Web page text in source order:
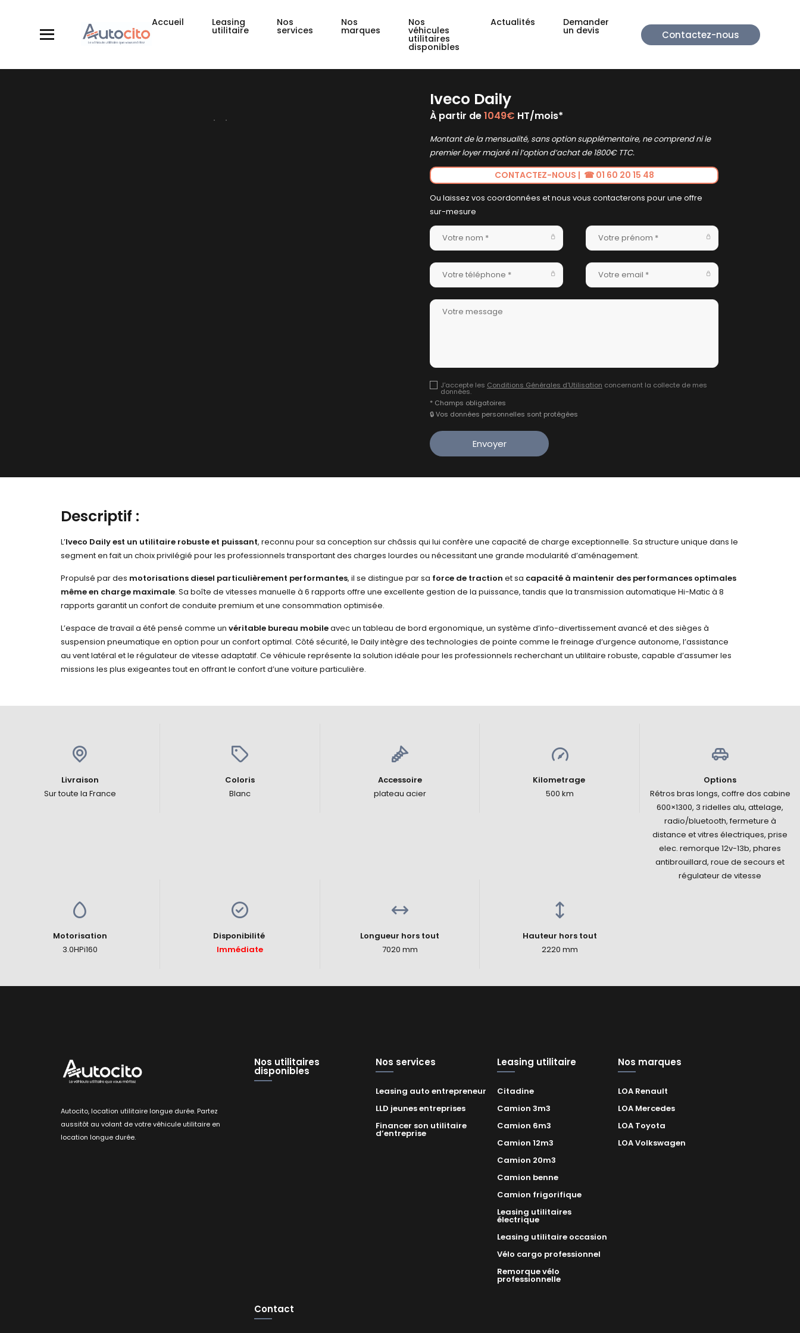
Accueil Leasing
utilitaire
Nos
services
Nos
marques
Nos
véhicules
utilitaires
disponibles
Actualités Demander
un devis Contactez-nous
Iveco Daily
À partir de1049€ HT/mois*
Montant de la mensualité, sans option supplémentaire, ne comprend ni le
premier loyer majoré ni l’option d’achat de 1800€ TTC.
CONTACTEZ-NOUS | ☎ 01 60 20 15 48
Ou laissez vos coordonnées et nous vous contacterons pour une offre
sur-mesure
J'accepte les Conditions Générales d'Utilisation concernant la collecte de mes
données.
* Champs obligatoires
🔒 Vos données personnelles sont protégées
Descriptif :
L’Iveco Daily est un utilitaire robuste et puissant, reconnu pour sa conception sur châssis qui lui confère une capacité de charge exceptionnelle. Sa structure unique dans le
segment en fait un choix privilégié pour les professionnels transportant des charges lourdes ou nécessitant une grande modularité d’aménagement.
Propulsé par des motorisations diesel particulièrement performantes, il se distingue par sa force de traction et sa capacité à maintenir des performances optimales
même en charge maximale. Sa boîte de vitesses manuelle à 6 rapports offre une excellente gestion de la puissance, tandis que la transmission automatique Hi-Matic à 8
rapports garantit un confort de conduite premium et une consommation optimisée.
L’espace de travail a été pensé comme un véritable bureau mobileavec un tableau de bord ergonomique, un système d’info-divertissement avancé et des sièges à
suspension pneumatique en option pour un confort optimal. Côté sécurité, le Daily intègre des technologies de pointe comme le freinage d’urgence autonome, l’assistance
au vent latéral et le régulateur de vitesse adaptatif. Ce véhicule représente la solution idéale pour les professionnels recherchant un utilitaire robuste, capable d’assumer les
missions les plus exigeantes tout en offrant le confort d’une voiture particulière.
Livraison
Sur toute la France
Coloris
Blanc
Accessoire
plateau acier
Kilometrage
500 km
Options
Rétros bras longs, coffre dos cabine
600×1300, 3 ridelles alu, attelage,
radio/bluetooth, fermeture à
distance et vitres électriques, prise
elec. remorque 12v-13b, phares
antibrouillard, roue de secours et
régulateur de vitesse
Motorisation
3.0HPi160
Disponibilité
Immédiate
Longueur hors tout
7020 mm
Hauteur hors tout
2220 mm
Autocito, location utilitaire longue durée. Partez
aussitôt au volant de votre véhicule utilitaire en
location longue durée.
Nos utilitaires
disponibles
Nos services
Leasing auto entrepreneur
LLD jeunes entreprises
Financer son utilitaire
d’entreprise
Leasing utilitaire
Citadine
Camion 3m3
Camion 6m3
Camion 12m3
Camion 20m3
Camion benne
Camion frigorifique
Leasing utilitaires
électrique
Leasing utilitaire occasion
Vélo cargo professionnel
Remorque vélo
professionnelle
Nos marques
LOA Renault
LOA Mercedes
LOA Toyota
LOA Volkswagen
Contact